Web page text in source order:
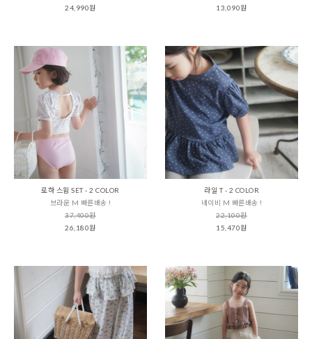
24,990원
13,090원
로하 스윔 SET - 2 COLOR
브라운 M 빠른배송 !
37,400원
26,180원
라일 T - 2 COLOR
네이비 M 빠른배송 !
22,100원
15,470원